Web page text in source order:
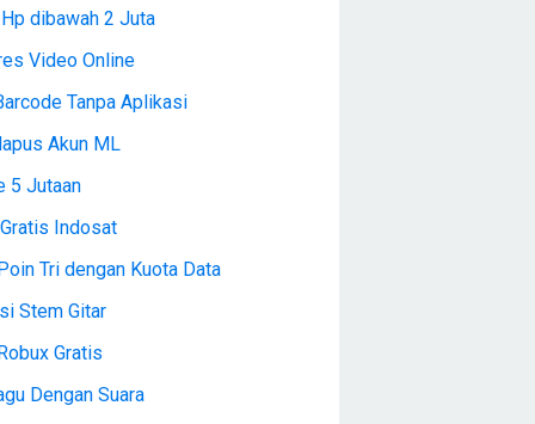
dibawah 2 Juta
Video Online
Tanpa Aplikasi
Akun ML
5 Jutaan
Indosat
Tri dengan Kuota Data
Stem Gitar
Gratis
Dengan Suara